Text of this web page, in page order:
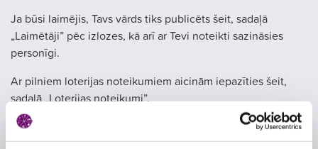
Ja būsi laimējis, Tavs vārds tiks publicēts šeit, sadaļā
„Laimētāji” pēc izlozes, kā arī ar Tevi noteikti sazināsies
personīgi.
Ar pilniem loterijas noteikumiem aicinām iepazīties šeit,
sadaļā „Loterijas noteikumi”.